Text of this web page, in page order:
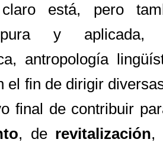
claro está, pero
y aplicada,
antropología
el fin de dirigir
final de contribuir
, de revitalización,